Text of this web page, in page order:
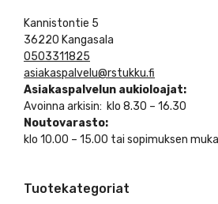
Kannistontie 5
36220 Kangasala
0503311825
asiakaspalvelu@rstukku.fi
Asiakaspalvelun aukioloajat:
Avoinna arkisin: klo 8.30 – 16.30
Noutovarasto:
klo 10.00 – 15.00 tai sopimuksen
Tuotekategoriat